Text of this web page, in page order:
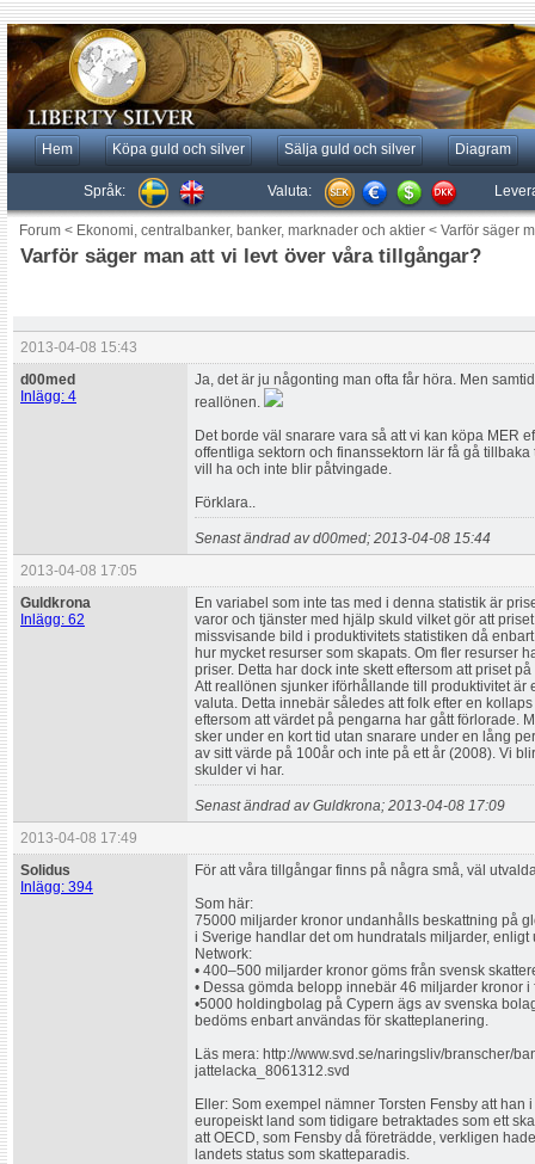
Hem Köpa guld och silver Sälja guld och silver Diagram
Språk: Valuta:
Forum < Ekonomi, centralbanker, banker, marknader och aktier < Varför säger
Varför säger man att vi levt över våra tillgångar?
2013-04-08 15:43
d00med
Inlägg: 4
Ja, det är ju någonting man ofta får höra. Men
reallönen.
Det borde väl snarare vara så att vi kan köpa MER
offentliga sektorn och finanssektorn lär få gå
vill ha och inte blir påtvingade.
Förklara..
Senast ändrad av d00med; 2013-04-08 15:44
2013-04-08 17:05
Guldkrona
Inlägg: 62
En variabel som inte tas med i denna statistik är
varor och tjänster med hjälp skuld vilket gör att
missvisande bild i produktivitets statistiken då
hur mycket resurser som skapats. Om fler resurser
priser. Detta har dock inte skett eftersom att priset
Att reallönen sjunker iförhållande till produktivitet är
valuta. Detta innebär således att folk efter en
eftersom att värdet på pengarna har gått förlorade.
sker under en kort tid utan snarare under en lång
av sitt värde på 100år och inte på ett år (2008). Vi
skulder vi har.
Senast ändrad av Guldkrona; 2013-04-08 17:09
2013-04-08 17:49
Solidus
Inlägg: 394
För att våra tillgångar finns på några små, väl
Som här:
75000 miljarder kronor undanhålls beskattning på
i Sverige handlar det om hundratals miljarder, enligt
Network:
• 400–500 miljarder kronor göms från svensk
• Dessa gömda belopp innebär 46 miljarder kronor
•5000 holdingbolag på Cypern ägs av svenska
bedöms enbart användas för skatteplanering.
Läs mera: http://www.svd.se/naringsliv/branscher/
jattelacka_8061312.svd
Eller: Som exempel nämner Torsten Fensby att
europeiskt land som tidigare betraktades som ett
att OECD, som Fensby då företrädde, verkligen
landets status som skatteparadis.